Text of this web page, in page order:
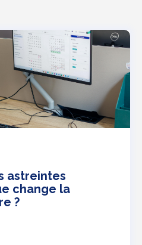
astreintes
change la
?